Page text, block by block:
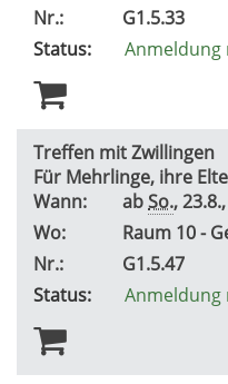
Nr.:
G1.5.33
Status:
Anmeldung
Treffen mit Zwillingen
Für Mehrlinge, ihre
Wann:
abSo.,
Wo:
Raum 10 -
Nr.:
G1.5.47
Status:
Anmeldung